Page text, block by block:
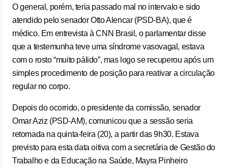
O general, porém, teria passado mal no intervalo e sido
atendido pelo senador Otto Alencar (PSD-BA), que é
médico. Em entrevista à CNN Brasil, o parlamentar disse
que a testemunha teve uma síndrome vasovagal, estava
com o rosto “muito pálido”, mas logo se recuperou após um
simples procedimento de posição para reativar a circulação
regular no corpo.
Depois do ocorrido, o presidente da comissão, senador
Omar Aziz (PSD-AM), comunicou que a sessão seria
retomada na quinta-feira (20), a partir das 9h30. Estava
previsto para esta data oitiva com a secretária de Gestão do
Trabalho e da Educação na Saúde, Mayra Pinheiro